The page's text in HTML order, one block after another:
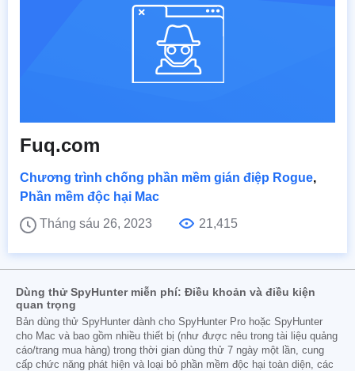
Fuq.com
Chương trình chống phần mềm gián điệp Rogue,
Phần mềm độc hại Mac
Tháng sáu 26, 2023
21,415
Dùng thử SpyHunter miễn phí: Điều khoản và điều kiện
quan trọng
Bản dùng thử SpyHunter dành cho SpyHunter Pro hoặc SpyHunter
cho Mac và bao gồm nhiều thiết bị (như được nêu trong tài liệu quảng
cáo/trang mua hàng) trong thời gian dùng thử 7 ngày một lần, cung
cấp chức năng phát hiện và loại bỏ phần mềm độc hại toàn diện, các